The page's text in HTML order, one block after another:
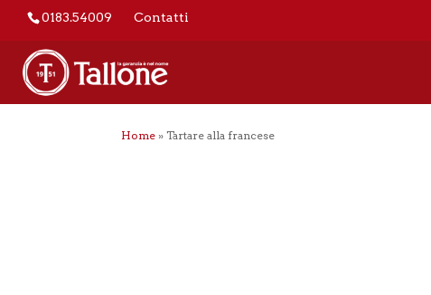
0183.54009 Contatti
Home »Tartare alla francese